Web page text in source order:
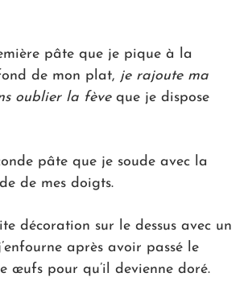
pâte que je pique à la
de mon plat, je rajoute ma
oublier la fèveque je dispose
pâte que je soude avec la
de mes doigts.
décoration sur le dessus avec un
après avoir passé le
œufs pour qu’il devienne doré.